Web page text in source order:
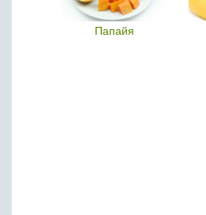
Папайя